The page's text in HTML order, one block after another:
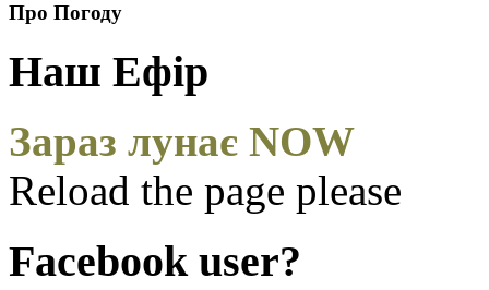
Про Погоду
Наш Ефір
Зараз лунає NOW
Reload the page please
Facebook user?